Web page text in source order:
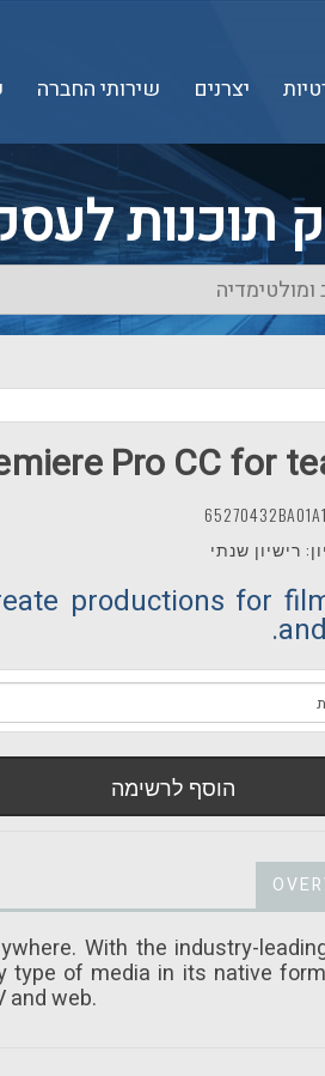
יצרנים שירותי החברה
תוכנות
Pro CC for
רישיון שנתי
productions for
הוסף לרשימה
With the industry-
type of media in its native
and web.